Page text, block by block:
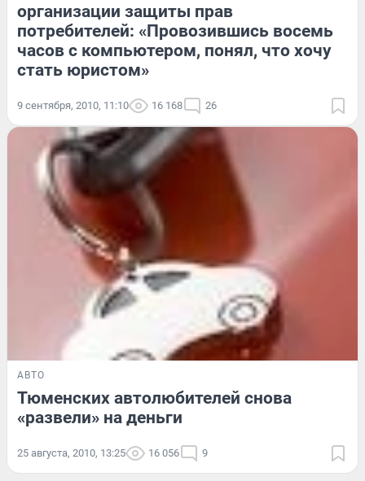
организации защиты прав
потребителей: «Провозившись восемь
часов с компьютером, понял, что хочу
стать юристом»
9 сентября, 2010, 11:10 16 168 26
АВТО
Тюменских автолюбителей снова
«развели» на деньги
25 августа, 2010, 13:25 16 056 9